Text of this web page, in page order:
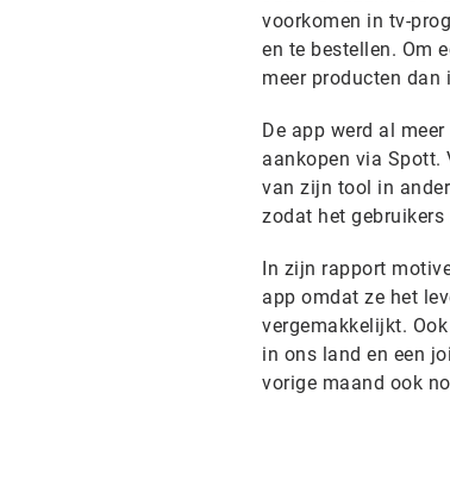
voorkomen in tv-
en te bestellen. Om
meer producten
De app werd al
aankopen via Spott.
van zijn tool in
zodat het
In zijn rapport
app omdat ze het
vergemakkelijkt.
in ons land en een
vorige maand ook